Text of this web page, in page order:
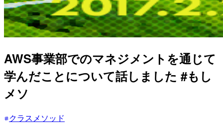
AWS事業部でのマネジメントを通じて
学んだことについて話しました #もし
メソ
クラスメソッド